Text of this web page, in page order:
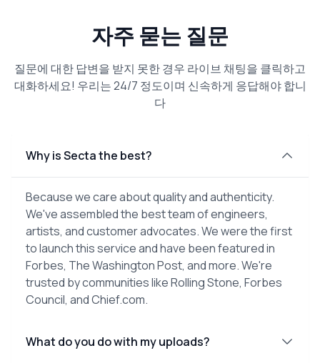
자주 묻는 질문
질문에 대한 답변을 받지 못한 경우 라이브 채팅을 클릭하고
대화하세요! 우리는 24/7 정도이며 신속하게 응답해야 합니
다
Why is Secta the best?
Because we care about quality and authenticity.
We've assembled the best team of engineers,
artists, and customer advocates. We were the first
to launch this service and have been featured in
Forbes, The Washington Post, and more. We're
trusted by communities like Rolling Stone, Forbes
Council, and Chief.com.
What do you do with my uploads?